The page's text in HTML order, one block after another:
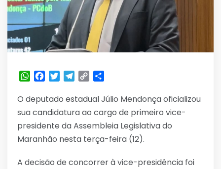
WhatsApp
Facebook
TwitterTelegram
Copy
O deputado estadual Júlio Mendonça oficializou
sua candidatura ao cargo de primeiro vice-
presidente da Assembleia Legislativa do
Maranhão nesta terça-feira (12).
A decisão de concorrer à vice-presidência foi